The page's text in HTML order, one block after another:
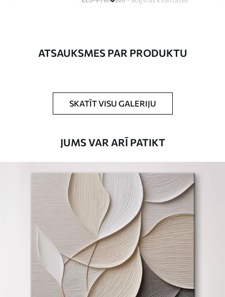
Jūs varat pievienot lakas pārklājumu.
No15.00€
Eco-Premium
.00
ATSAUKSMES PAR PRODUKTU
SKATĪT VISU GALERIJU
JUMS VAR ARĪ PATIKT